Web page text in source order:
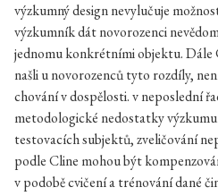
výzkumný design nevylučuje
výzkumník dát novorozenci
jednomu konkrétními objektu. Dále
našli u novorozenců tyto rozdíly,
chování v dospělosti. v neposlední
metodologické nedostatky
testovacích subjektů, zveličování
podle Cline mohou být
v podobě cvičení a trénování dané